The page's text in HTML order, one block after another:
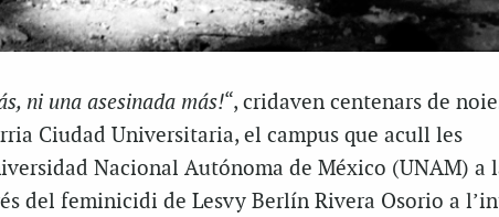
ni una asesinada más!“, cridaven centenars de
Ciudad Universitaria, el campus que acull les
Nacional Autónoma de México (UNAM) a
del feminicidi de Lesvy Berlín Rivera Osorio a